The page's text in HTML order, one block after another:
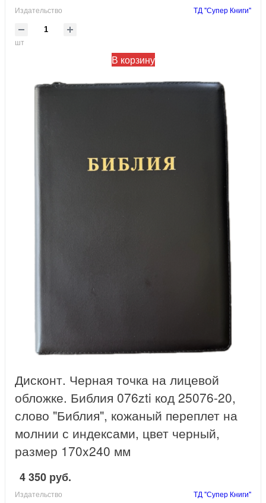
Издательство ТД "Супер Книги"
шт
В корзину
Дисконт. Черная точка на лицевой
обложке. Библия 076zti код 25076-20,
слово "Библия", кожаный переплет на
молнии с индексами, цвет черный,
размер 170x240 мм
4 350 руб.
Издательство ТД "Супер Книги"